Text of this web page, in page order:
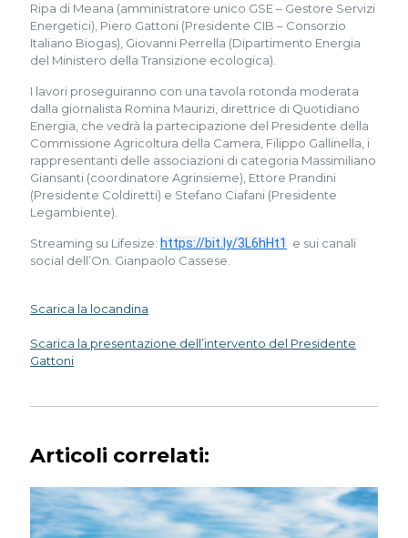
Ripa di Meana (amministratore unico GSE – Gestore Servizi
Energetici), Piero Gattoni (Presidente CIB – Consorzio
Italiano Biogas), Giovanni Perrella (Dipartimento Energia
del Ministero della Transizione ecologica).
I lavori proseguiranno con una tavola rotonda moderata
dalla giornalista Romina Maurizi, direttrice di Quotidiano
Energia, che vedrà la partecipazione del Presidente della
Commissione Agricoltura della Camera, Filippo Gallinella, i
rappresentanti delle associazioni di categoria Massimiliano
Giansanti (coordinatore Agrinsieme), Ettore Prandini
(Presidente Coldiretti) e Stefano Ciafani (Presidente
Legambiente).
Streaming su Lifesize: https://bit.ly/3L6hHt1
e sui canali
social dell’On. Gianpaolo Cassese.
Scarica la locandina
Scarica la presentazione dell’intervento del Presidente
Gattoni
Articoli correlati: